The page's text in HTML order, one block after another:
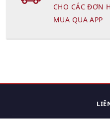
CHO CÁC ĐƠN
MUA QUA APP